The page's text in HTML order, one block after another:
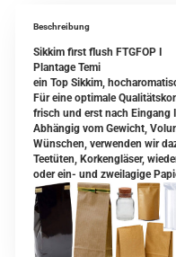
Beschreibung
Sikkim first flush FTGFOP I
Plantage Temi
ein Top Sikkim,
Für eine optimale
frisch und erst nach Eingang
Abhängig vom Gewicht,
Wünschen, verwenden wir
Teetüten, Korkengläser,
oder ein- und zweilagige